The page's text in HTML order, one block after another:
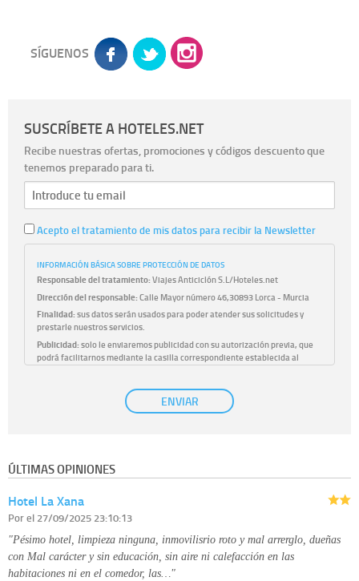
SÍGUENOS
SUSCRÍBETE A HOTELES.NET
Recibe nuestras ofertas, promociones y códigos descuento que
tenemos preparado para ti.
Acepto el tratamiento de mis datos para recibir la Newsletter
INFORMACIÓN BÁSICA SOBRE PROTECCIÓN DE DATOS
Responsable del tratamiento:Viajes Anticiclón S.L/Hoteles.net
Dirección del responsable:Calle Mayor número 46,30893 Lorca - Murcia
Finalidad:sus datos serán usados para poder atender sus solicitudes y
prestarle nuestros servicios.
Publicidad:solo le enviaremos publicidad con su autorización previa, que
podrá facilitarnos mediante la casilla correspondiente establecida al
únicamente trataremos sus datos con su consentimiento
previo, que podrá facilitarnos mediante la casilla correspondiente
Derechos:tiene derecho a saber qué información tenemos sobre usted,
disponible en nuestra página web.
Información complementaria:
ENVIAR
ÚLTIMAS OPINIONES
Hotel La Xana
Porel 27/09/2025 23:10:13
"Pésimo hotel, limpieza ninguna, inmovilisrio roto y mal arrerglo, dueñas
con Mal carácter y sin educación, sin aire ni calefacción en las
habitaciones ni en el comedor, las…"